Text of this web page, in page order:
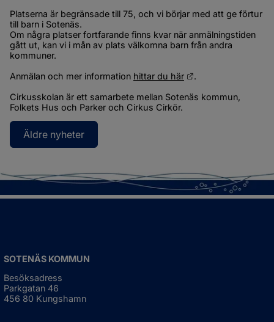
Platserna är begränsade till 75, och vi börjar med att ge förtur
till barn i Sotenäs.
Om några platser fortfarande finns kvar när anmälningstiden
gått ut, kan vi i mån av plats välkomna barn från andra
kommuner.
Anmälan och mer information hittar du här
.
Cirkusskolan är ett samarbete mellan Sotenäs kommun,
Folkets Hus och Parker och Cirkus Cirkör.
Äldre nyheter
SOTENÄS KOMMUN
Besöksadress
Parkgatan 46
456 80 Kungshamn